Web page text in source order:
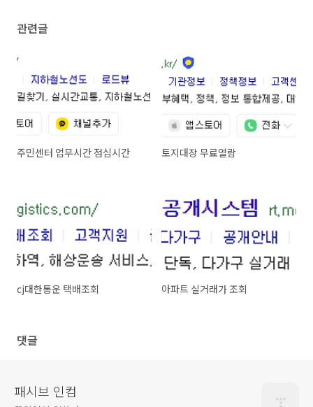
관련글
주민센터 업무시간 점심시간 토지대장 무료열람
cj대한통운 택배조회 아파트 실거래가 조회
댓글
패시브 인컴